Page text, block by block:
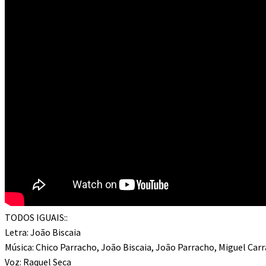
TODOS IGUAIS::
Letra: João Biscaia
Música: Chico Parracho, João Biscaia, João Parracho, Miguel
Voz: Raquel Seca